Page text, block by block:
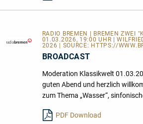
RADIO BREMEN | BREMEN ZWEI
01.03.2026, 19:00 UHR |
2026 | SOURCE: HTTPS://
BROADCAST
Moderation Klassikwelt
guten Abend und herzlich
zum Thema „Wasser“,
PDF Download